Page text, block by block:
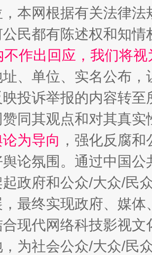
制助力责任有效落实 一纸欠
蛙产品抗生素超标问题”
，本网根据有关法律
民都有陈述权和知情
不作出回应，我们将
、单位、实名公布
投诉举报的内容转
同其观点和对其真实
为导向 ，强化反腐
论氛围。通过中国
政府和公众/大众/民
最终实现政府、媒
现代网络科技影视
，为社会公众/大众/民